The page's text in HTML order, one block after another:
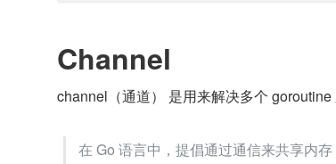
Channel
channel（通道） 是用来解决多个 goroutine
在 Go 语言中，提倡通过通信来共享内